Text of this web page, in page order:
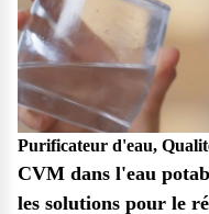
Purificateur d'eau,
CVM dans l'eau
les solutions pour le